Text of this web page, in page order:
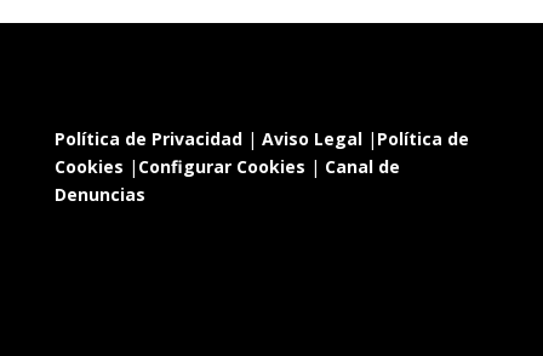
Política de Privacidad| Aviso Legal| Política de
Cookies | Configurar Cookies | Canal de
Denuncias